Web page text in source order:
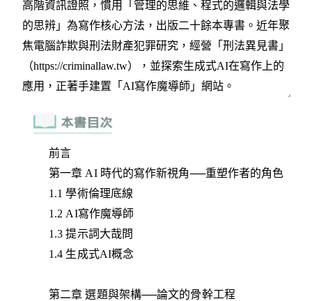
前言
第一章 AI 時代的寫作新視角──重塑作者的角色
1.1 學術倫理底線
1.2 AI寫作魔導師
1.3 提示詞大哉問
1.4 生成式AI概念
第二章 選題與架構──論文的骨幹工程